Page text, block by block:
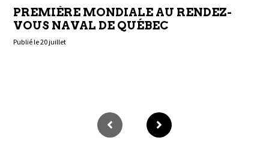
PREMIÈRE MONDIALE AU RENDEZ-
VOUS NAVAL DE QUÉBEC
Publié le 20 juillet